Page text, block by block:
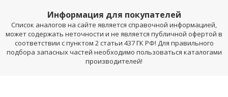
Информация для покупателей
Список аналогов на сайте является справочной информацией,
может содержать неточности и не является публичной офертой в
соответствии с пунктом 2 статьи 437 ГК РФ! Для правильного
подбора запасных частей необходимо пользоваться каталогами
производителей!